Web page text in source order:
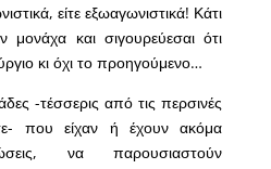
είτε εξωαγωνιστικά! Κάτι
μονάχα και σιγουρεύεσαι ότι
κι όχι το προηγούμενο…
-τέσσερις από τις περσινές
που είχαν ή έχουν ακόμα
να παρουσιαστούν